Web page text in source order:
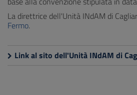
La direttrice dell'Unità INdAM di
Fermo.
Link al sito dell'Unità INdAM di